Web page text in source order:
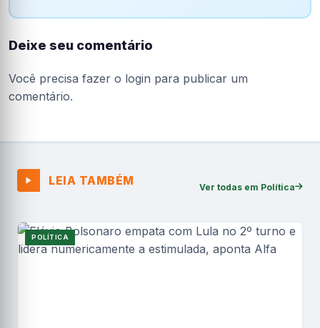
Deixe seu comentário
Você precisa fazer o login para publicar um
comentário.
LEIA TAMBÉM Ver todas em Política
POLÍTICA